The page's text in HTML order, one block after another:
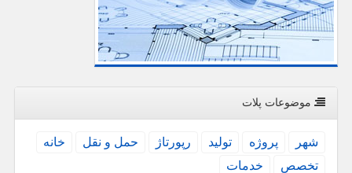
موضوعات پلات
شهر پروژه تولید رپورتاژ حمل و نقل
خانه
تخصص
خدمات